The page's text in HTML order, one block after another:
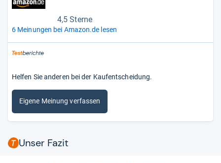
4,5 Sterne
6 Meinungen bei Amazon.de lesen
Helfen Sie anderen bei der Kaufentscheidung.
Eigene Meinung verfassen
Unser Fazit